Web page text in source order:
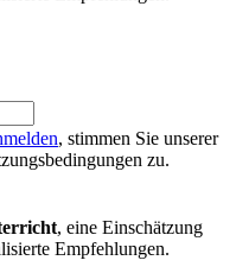
, stimmen Sie unserer
zu.
, eine Einschätzung
Empfehlungen.